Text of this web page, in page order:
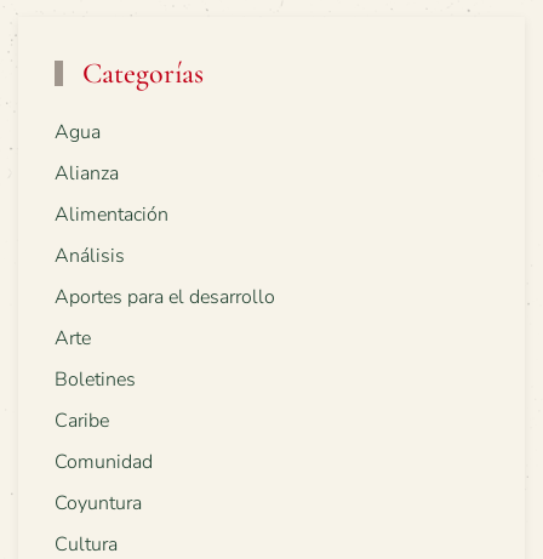
Categorías
Agua
Alianza
Alimentación
Análisis
Aportes para el desarrollo
Arte
Boletines
Caribe
Comunidad
Coyuntura
Cultura